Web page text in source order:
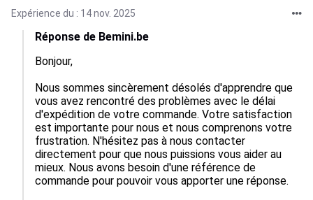
Expérience du : 14 nov. 2025
Réponse de Bemini.be
Bonjour,
Nous sommes sincèrement désolés d'apprendre que
vous avez rencontré des problèmes avec le délai
d'expédition de votre commande. Votre satisfaction
est importante pour nous et nous comprenons votre
frustration. N'hésitez pas à nous contacter
directement pour que nous puissions vous aider au
mieux. Nous avons besoin d'une référence de
commande pour pouvoir vous apporter une réponse.